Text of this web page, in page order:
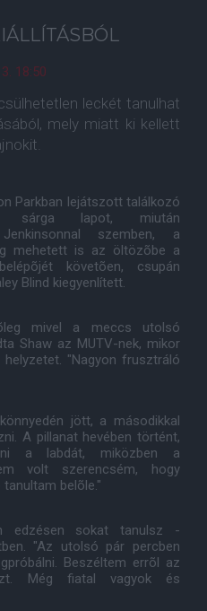
18:50
leckét tanulhat
mely miatt ki kellett
Parkban lejátszott találkozó
sárga lapot, miután
szemben, a
mehetett is az öltözõbe a
követõen, csupán
Blind kiegyenlített.
mivel a meccs utolsó
Shaw az MUTV-nek, mikor
"Nagyon frusztráló
jött, a másodikkal
A pillanat hevében történt,
a labdát, miközben a
volt szerencsém, hogy
belõle."
edzésen sokat tanulsz -
"Az utolsó pár percben
Beszéltem errõl az
Még fiatal vagyok és